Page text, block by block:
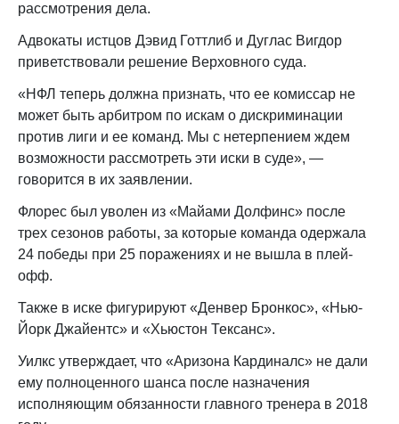
рассмотрения дела.
Адвокаты истцов Дэвид Готтлиб и Дуглас Вигдор
приветствовали решение Верховного суда.
«НФЛ теперь должна признать, что ее комиссар не
может быть арбитром по искам о дискриминации
против лиги и ее команд. Мы с нетерпением ждем
возможности рассмотреть эти иски в суде», —
говорится в их заявлении.
Флорес был уволен из «Майами Долфинс» после
трех сезонов работы, за которые команда одержала
24 победы при 25 поражениях и не вышла в плей-
офф.
Также в иске фигурируют «Денвер Бронкос», «Нью-
Йорк Джайентс» и «Хьюстон Тексанс».
Уилкс утверждает, что «Аризона Кардиналс» не дали
ему полноценного шанса после назначения
исполняющим обязанности главного тренера в 2018